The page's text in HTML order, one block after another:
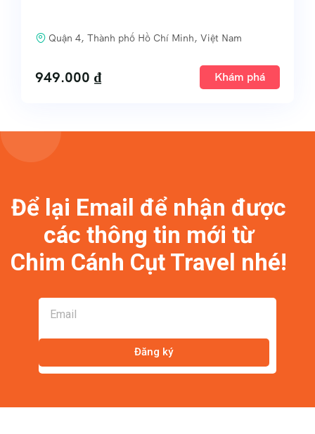
Quận 4, Thành phố Hồ Chí Minh, Việt Nam
949.000 ₫ Khám phá
Để lại Email để nhận được
các thông tin mới từ
Chim Cánh Cụt Travel nhé!
Đăng ký